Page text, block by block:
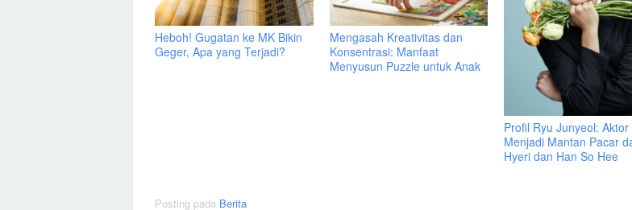
Heboh! Gugatan ke MK Bikin
Geger, Apa yang Terjadi?
Mengasah Kreativitas dan
Konsentrasi: Manfaat
Menyusun Puzzle untuk Anak
Profil Ryu Junyeol: Aktor
Menjadi Mantan Pacar
Hyeri dan Han So Hee
Posting pada Berita